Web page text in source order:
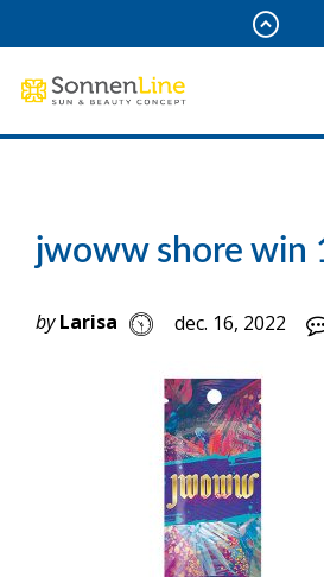
jwoww shore win
by Larisa dec. 16, 2022